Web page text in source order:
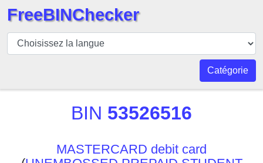
BIN
Vérificateur
FreeBINChecker
Catégorie
BIN 53526516
MASTERCARD debit card